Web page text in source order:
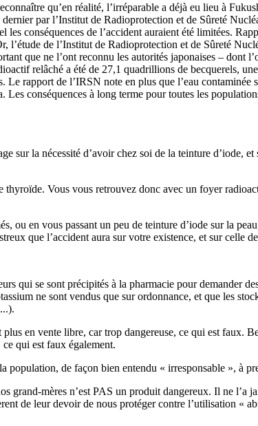
qu’en réalité, l’irréparable a déjà eu lieu à
par l’Institut de Radioprotection et de Sûreté
conséquences de l’accident auraient été limitées.
l’étude de l’Institut de Radioprotection et de Sûreté
que ne l’ont reconnu les autorités japonaises – dont
relâché a été de 27,1 quadrillions de becquerels,
rapport de l’IRSN note en plus que l’eau contaminée
conséquences à long terme pour toutes les
sur la nécessité d’avoir chez soi de la teinture d’iode,
Vous vous retrouvez donc avec un foyer
ou en vous passant un peu de teinture d’iode sur la
que l’accident aura sur votre existence, et sur celle
qui se sont précipités à la pharmacie pour demander
ne sont vendus que sur ordonnance, et que les
en vente libre, car trop dangereuse, ce qui est faux.
qui est faux également.
population, de façon bien entendu « irresponsable », à
mères n’est PAS un produit dangereux. Il ne l’a
de leur devoir de nous protéger contre l’utilisation «